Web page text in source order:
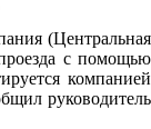
(Центральная
с помощью
компанией
руководитель